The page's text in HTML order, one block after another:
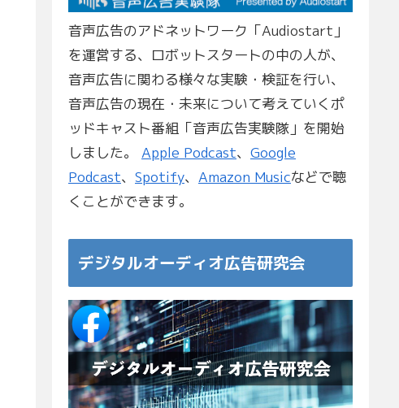
音声広告のアドネットワーク「Audiostart」
を運営する、ロボットスタートの中の人が、
音声広告に関わる様々な実験・検証を行い、
音声広告の現在・未来について考えていくポ
ッドキャスト番組「音声広告実験隊」を開始
しました。 Apple Podcast、 Google
Podcast、 Spotify、 Amazon Musicなどで聴
くことができます。
デジタルオーディオ広告研究会